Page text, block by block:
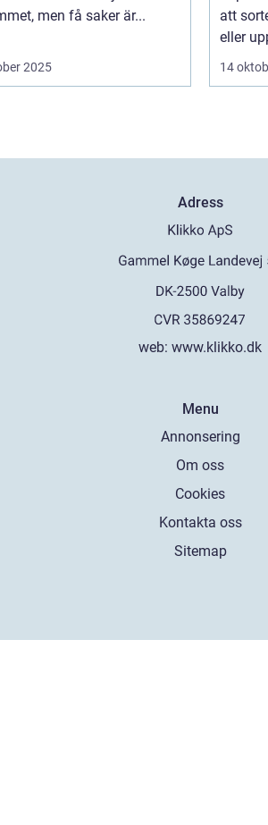
men få saker är...
2025
att
eller
14
Adress
web: www.klikko.dk
Menu
Annonsering
Om oss
Cookies
Kontakta oss
Sitemap